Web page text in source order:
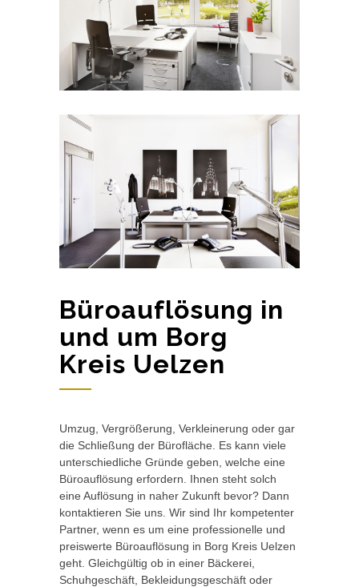
Büroauflösung in
und um Borg
Kreis Uelzen
Umzug, Vergrößerung, Verkleinerung oder gar
die Schließung der Bürofläche. Es kann viele
unterschiedliche Gründe geben, welche eine
Büroauflösung erfordern. Ihnen steht solch
eine Auflösung in naher Zukunft bevor? Dann
kontaktieren Sie uns. Wir sind Ihr kompetenter
Partner, wenn es um eine professionelle und
preiswerte Büroauflösung in Borg Kreis Uelzen
geht. Gleichgültig ob in einer Bäckerei,
Schuhgeschäft, Bekleidungsgeschäft oder